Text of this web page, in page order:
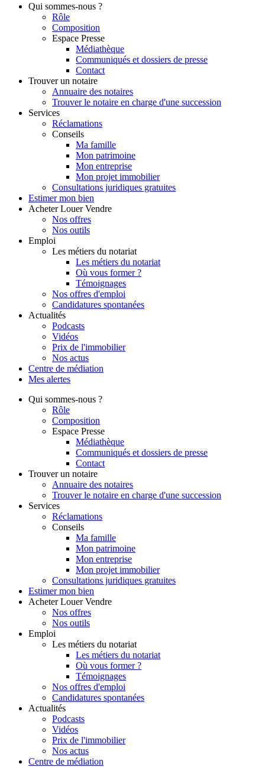
Qui sommes-nous ?
Rôle
Composition
Espace Presse
Médiathèque
Communiqués et dossiers de presse
Contact
Trouver un notaire
Annuaire des notaires
Trouver le notaire en charge d'une succession
Services
Réclamations
Conseils
Ma famille
Mon patrimoine
Mon entreprise
Mon projet immobilier
Consultations juridiques gratuites
Estimer mon bien
Acheter Louer Vendre
Nos offres
Nos outils
Emploi
Les métiers du notariat
Les métiers du notariat
Où vous former ?
Témoignages
Nos offres d'emploi
Candidatures spontanées
Actualités
Podcasts
Vidéos
Prix de l'immobilier
Nos actus
Centre de médiation
Mes alertes
Qui sommes-nous ?
Rôle
Composition
Espace Presse
Médiathèque
Communiqués et dossiers de presse
Contact
Trouver un notaire
Annuaire des notaires
Trouver le notaire en charge d'une succession
Services
Réclamations
Conseils
Ma famille
Mon patrimoine
Mon entreprise
Mon projet immobilier
Consultations juridiques gratuites
Estimer mon bien
Acheter Louer Vendre
Nos offres
Nos outils
Emploi
Les métiers du notariat
Les métiers du notariat
Où vous former ?
Témoignages
Nos offres d'emploi
Candidatures spontanées
Actualités
Podcasts
Vidéos
Prix de l'immobilier
Nos actus
Centre de médiation